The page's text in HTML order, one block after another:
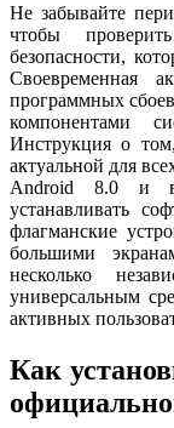
Не забывайте
чтобы
безопасности,
Своевременная
программных
компонентами
Инструкция о
актуальной для
Android 8.0 и
устанавливать
флагманские
большими
несколько
универсальным
активных
Как